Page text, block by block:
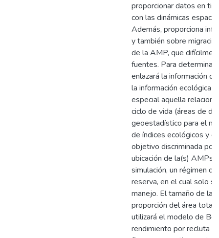
proporcionar datos en
con las dinámicas
Además, proporciona
y también sobre
de la AMP, que
fuentes. Para determinar
enlazará la información
la información ecológica
especial aquella
ciclo de vida (áreas de
geoestadístico para el
de índices ecológicos y
objetivo discriminada
ubicación de la(s) AMPs,
simulación, un régimen
reserva, en el cual solo
manejo. El tamaño de la
proporción del área total
utilizará el modelo de
rendimiento por recluta y